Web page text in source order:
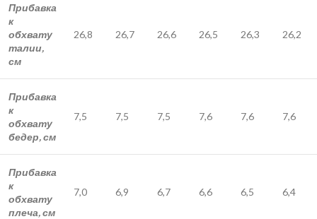
Прибавка
к
обхвату
талии,
см
26,8 26,7 26,6 26,5 26,3 26,2
Прибавка
к
обхвату
бедер, см
7,5 7,5 7,5 7,6 7,6 7,6
Прибавка
к
обхвату
плеча, см
7,0 6,9 6,7 6,6 6,5 6,4